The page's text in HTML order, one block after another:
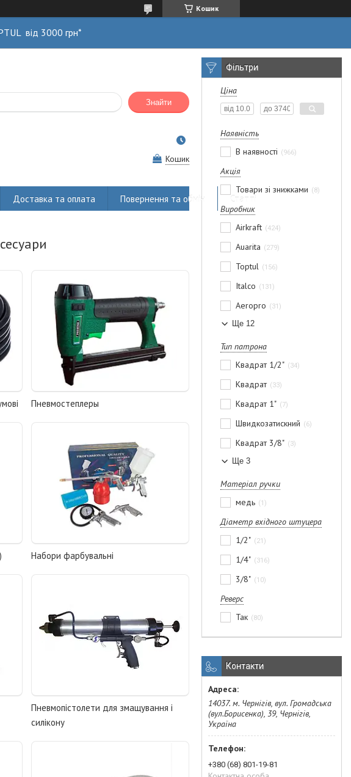
Кошик
від 3000 грн*
Знайти
Кошик
Доставка та оплата Повернення та обмін Статті
Пневмостеплеры
Набори фарбувальні
Пневмопістолети для змащування і
силікону
Фільтри
Ціна
Наявність
В наявності
966
Акція
Товари зі знижками
8
Виробник
Airkraft
424
Auarita 279
Toptul 156
Italco 131
Aeropro 31
Ще 12
Тип патрона
Квадрат 1/2"
34
Квадрат 33
Квадрат 1" 7
Швидкозатискний 6
Квадрат 3/8" 3
Ще 3
Матеріал ручки
медь
1
Діаметр вхідного штуцера
1/2"
21
1/4" 316
3/8" 10
Реверс
Так
80
Контакти
14037. м. Чернігів, вул. Громадська
(вул.Борисенка), 39, Чернігів,
Україна
+380 (68) 801-19-81